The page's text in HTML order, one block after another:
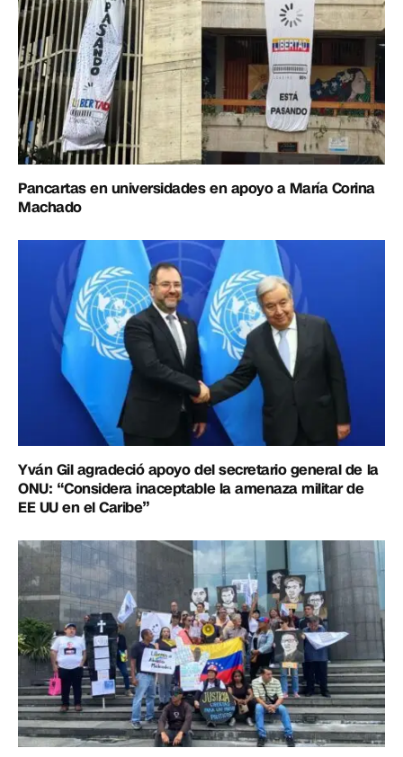
Pancartas en universidades en apoyo a María Corina
Machado
Yván Gil agradeció apoyo del secretario general de la
ONU: “Considera inaceptable la amenaza militar de
EE UU en el Caribe”